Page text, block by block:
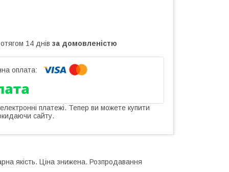
14 днів за домовленістю
платежі. Тепер ви можете купити
сайту.
якість. Ціна знижена. Розпродавання